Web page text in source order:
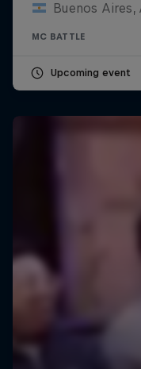
Buenos Aires,
MC BATTLE
Upcoming event